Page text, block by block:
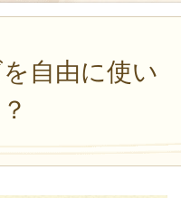
自由に使い